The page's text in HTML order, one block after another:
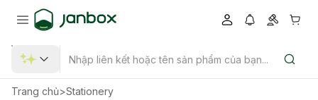
Trang chủ>Stationery